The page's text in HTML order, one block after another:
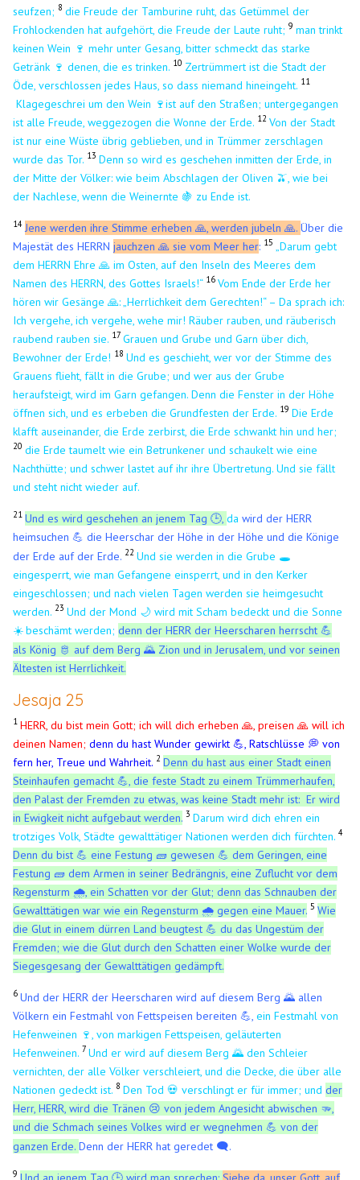
seufzen; 8 die Freude der Tamburine ruht, das Getümmel der
Frohlockenden hat aufgehört, die Freude der Laute ruht;9 man trinkt
keinen Wein 🍷mehr unter Gesang, bitter schmeckt das starke
Getränk 🍷 denen, die es trinken. 10 Zertrümmert ist die Stadt der
Öde, verschlossen jedes Haus, so dass niemand hineingeht. 11
Klagegeschrei um den Wein 🍷ist auf den Straßen; untergegangen
ist alle Freude, weggezogen die Wonne der Erde. 12 Von der Stadt
ist nur eine Wüste übrig geblieben, und in Trümmer zerschlagen
wurde das Tor. 13 Denn so wird es geschehen inmitten der Erde, in
der Mitte der Völker: wie beim Abschlagen der Oliven 🫒, wie bei
der Nachlese, wenn die Weinernte🍇 zu Ende ist.
14 Jene werden ihre Stimme erheben 🙏, werden jubeln 🙏.Über die
Majestät des HERRNjauchzen 🙏 sie vom Meer her: 15
„Darum gebt
dem HERRN Ehre 🙏 im Osten, auf den Inseln des Meeres dem
Namen des HERRN, des Gottes Israels!“ 16 Vom Ende der Erde her
hören wir Gesänge 🙏: „Herrlichkeit dem Gerechten!“ – Da sprach ich:
Ich vergehe, ich vergehe, wehe mir! Räuber rauben, und räuberisch
raubend rauben sie. 17 Grauen und Grube und Garn über dich,
Bewohner der Erde! 18 Und es geschieht, wer vor der Stimme des
Grauens flieht, fällt in die Grube; und wer aus der Grube
heraufsteigt, wird im Garn gefangen. Denn die Fenster in der Höhe
öffnen sich, und es erbeben die Grundfesten der Erde. 19 Die Erde
klafft auseinander, die Erde zerbirst, die Erde schwankt hin und her;
20 die Erde taumelt wie ein Betrunkener und schaukelt wie eine
Nachthütte; und schwer lastet auf ihr ihre Übertretung. Und sie fällt
und steht nicht wieder auf.
21 Und es wird geschehen an jenem Tag 🕒,dawird der HERR
heimsuchen💪 die Heerschar der Höhe in der Höhe und die Könige
der Erde auf der Erde. 22 Und sie werden in die Grube 🕳️
eingesperrt, wie man Gefangene einsperrt, und in den Kerker
eingeschlossen; und nach vielen Tagen werden sie heimgesucht
werden. 23 Und der Mond 🌙 wird mit Scham bedeckt und die Sonne
☀️ beschämt werden; denn der HERR der Heerscharen herrscht 💪
als König 🫅 auf dem Berg 🌄 Zion und in Jerusalem, und vor seinen
Ältesten ist Herrlichkeit.
Jesaja 25
1 HERR, du bist mein Gott; ich will dich erheben 🙏, preisen 🙏 will ich
deinen Namen; denn du hast Wunder gewirkt 💪, Ratschlüsse 💭 von
fern her, Treue und Wahrheit. 2 Denn du hast aus einer Stadt einen
Steinhaufen gemacht 💪, die feste Stadt zu einem Trümmerhaufen,
den Palast der Fremden zu etwas, was keine Stadt mehr ist: Er wird
in Ewigkeit nicht aufgebaut werden. 3 Darum wird dich ehren ein
trotziges Volk, Städte gewalttätiger Nationen werden dich fürchten.4
Denn du bist 💪 eine Festung 🧱 gewesen 💪 dem Geringen, eine
Festung 🧱 dem Armen in seiner Bedrängnis, eine Zuflucht vor dem
Regensturm 🌧️, ein Schatten vor der Glut; denn das Schnauben der
Gewalttätigen war wie ein Regensturm 🌧️ gegen eine Mauer. 5 Wie
die Glut in einem dürren Land beugtest 💪 du das Ungestüm der
Fremden; wie die Glut durch den Schatten einer Wolke wurde der
Siegesgesang der Gewalttätigen gedämpft.
6 Und der HERR der Heerscharen wird auf diesem Berg 🌄 allen
Völkern ein Festmahl von Fettspeisen bereiten 💪, ein Festmahl von
Hefenweinen 🍷, von markigen Fettspeisen, geläuterten
Hefenweinen. 7 Und er wird auf diesem Berg 🌄 den Schleier
vernichten, der alle Völker verschleiert, und die Decke, die über alle
Nationen gedeckt ist. 8 Den Tod 💀 verschlingt er für immer; und der
Herr, HERR, wird die Tränen 😢 von jedem Angesicht abwischen 🫳,
und die Schmach seines Volkes wird er wegnehmen 💪 von der
ganzen Erde.Denn der HERR hat geredet 🗨️.
9